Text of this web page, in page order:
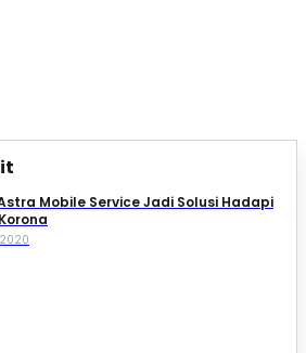
Mobile Service Jadi Solusi Hadapi